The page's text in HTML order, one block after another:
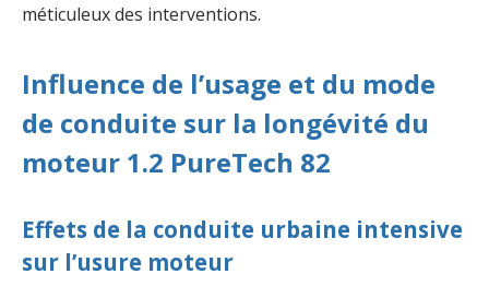
méticuleux des interventions.
Influence de l’usage et du mode
de conduite sur la longévité du
moteur 1.2 PureTech 82
Effets de la conduite urbaine intensive
sur l’usure moteur